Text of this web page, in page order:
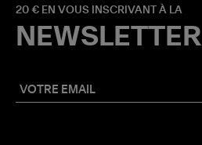
20 € EN VOUS INSCRIVANT À LA
NEWSLETTER